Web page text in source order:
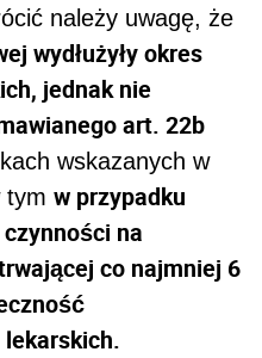
należy uwagę, że
wydłużyły okres
jednak nie
art. 22b
wskazanych w
tym w przypadku
na
co najmniej 6